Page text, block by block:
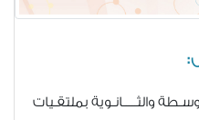
والثـــــانـوية بملتقـيات